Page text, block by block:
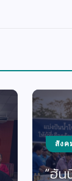
สังค
“ฮั